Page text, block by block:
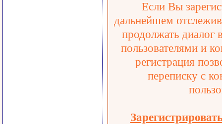
Если Вы
дальнейшем
продолжать диалог
пользователями и
регистрация
переписку с